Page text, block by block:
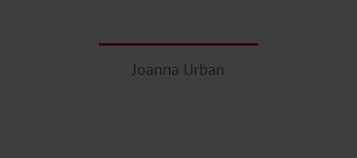
Joanna Urban